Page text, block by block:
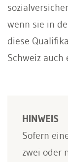
wenn sie in
diese
Schweiz
HINWEIS
Sofern
zwei oder